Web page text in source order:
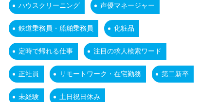
ハウスクリーニング 声優マネージャー
鉄道乗務員・船舶乗務員 化粧品
定時で帰れる仕事 注目の求人検索ワード
正社員 リモートワーク・在宅勤務 第二新卒
未経験 土日祝日休み